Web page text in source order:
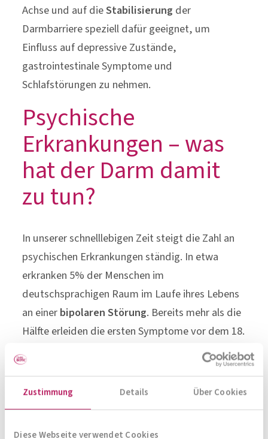
Zustimmung Details Über Cookies
Diese Webseite verwendet Cookies
Achse und auf dieStabilisierung der
Darmbarriere speziell dafür geeignet, um
Einfluss auf depressive Zustände,
gastrointestinale Symptome und
Schlafstörungen zu nehmen.
Psychische
Erkrankungen – was
hat der Darm damit
zu tun?
In unserer schnelllebigen Zeit steigt die Zahl an
psychischen Erkrankungen ständig. In etwa
erkranken 5% der Menschen im
deutschsprachigen Raum im Laufe ihres Lebens
an einerbipolaren Störung. Bereits mehr als die
Hälfte erleiden die ersten Symptome vor dem 18.
Begleiterscheinungen
wie Gedächtnisverlust
und Konzentrationsstörungen in ihrer
depressiven Phase